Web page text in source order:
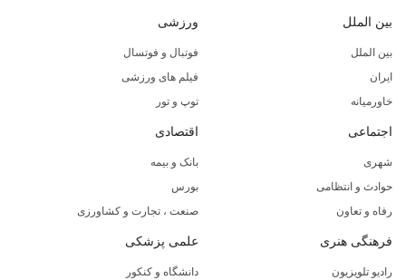
بین الملل
بین الملل
ایران
خاورمیانه
ورزشی
فوتبال و فوتسال
فیلم های ورزشی
توپ و تور
اجتماعی
شهری
حوادث و انتظامی
رفاه و تعاون
اقتصادی
بانک و بیمه
بورس
صنعت ، تجارت و کشاورزی
فرهنگی هنری
رادیو تلویزیون
علمی پزشکی
دانشگاه و کنکور